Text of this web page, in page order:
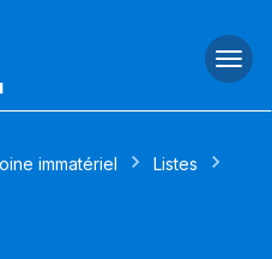
immatériel
Listes